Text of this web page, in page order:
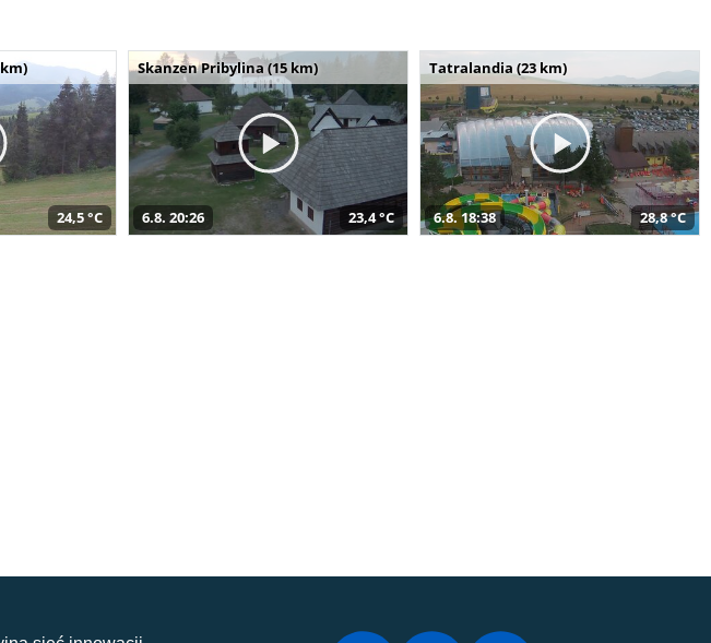
24,5 °C
Skanzen Pribylina (15 km)
6.8. 20:26 23,4 °C
Tatralandia (23 km)
6.8. 18:38 28,8 °C